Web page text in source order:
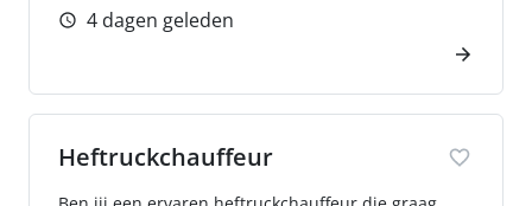
4 dagen geleden
Heftruckchauffeur